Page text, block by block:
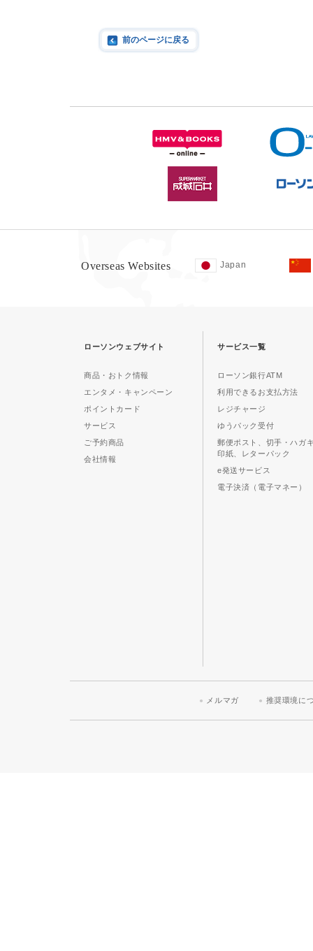
前のページに戻る
Overseas Websites Japan
ローソンウェブサイト
商品・おトク情報
エンタメ・キャンペーン
ポイントカード
サービス
ご予約商品
会社情報
サービス一覧
ローソン銀行ATM
利用できるお支払方法
レジチャージ
ゆうパック受付
郵便ポスト、切手・ハガ
印紙、レターパック
e発送サービス
電子決済（電子マネー）
メルマガ 推奨環境に